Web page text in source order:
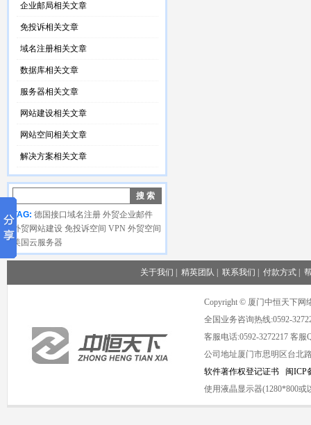
企业邮局相关文章
免投诉相关文章
域名注册相关文章
数据库相关文章
服务器相关文章
网站建设相关文章
网站空间相关文章
解决方案相关文章
TAG: 德国接口域名注册 外贸企业邮件
外贸网站建设 免投诉空间 VPN 外贸空间
美国云服务器
关于我们 精英团队 联系我们 付款方式|
Copyright © 厦门中恒天下网
全国业务咨询热线:0592-
客服电话:0592-3272217 客服
公司地址厦门市思明区台北
软件著作权登记证书
闽ICP
使用液晶显示器(1280*800